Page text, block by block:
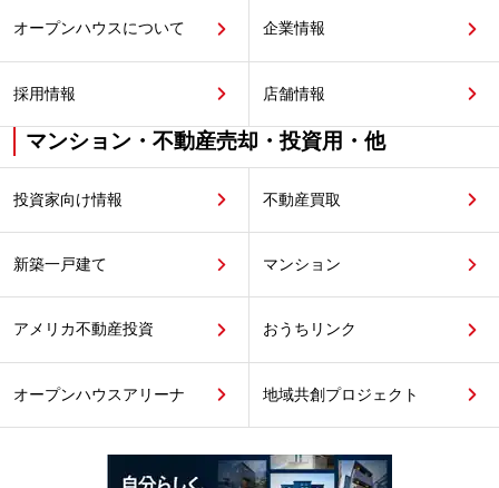
オープンハウスについて 企業情報
採用情報 店舗情報
マンション・不動産売却・投資用・他
投資家向け情報 不動産買取
新築一戸建て マンション
アメリカ不動産投資 おうちリンク
オープンハウスアリーナ 地域共創プロジェクト